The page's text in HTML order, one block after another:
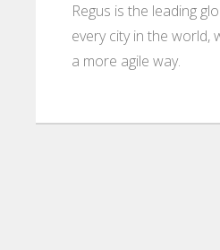
Regus is the leading
every city in the world,
a more agile way.